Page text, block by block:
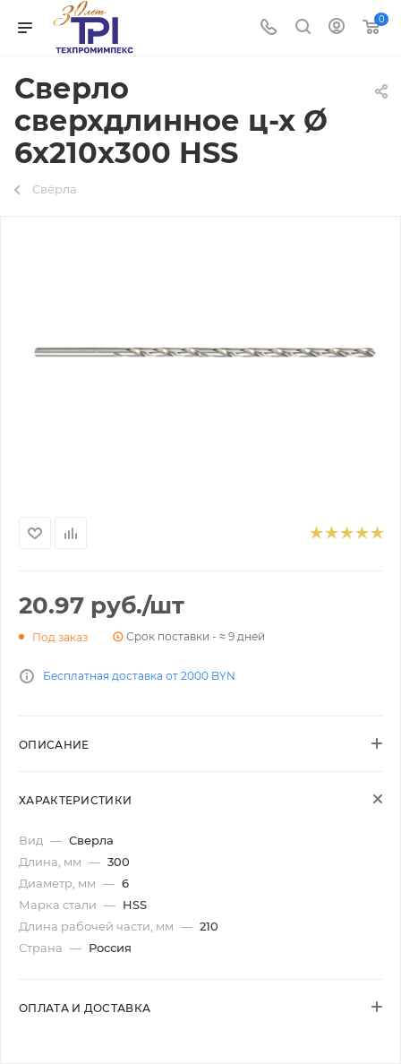
0
Сверло
сверхдлинное ц-х Ø
6х210х300 HSS
Свёрла
20.97 руб./шт
Под заказ Срок поставки - ≈ 9 дней
Бесплатная доставка от 2000 BYN
ОПИСАНИЕ
ХАРАКТЕРИСТИКИ
Вид — Сверла
Длина, мм — 300
Диаметр, мм — 6
Марка стали — HSS
Длина рабочей части, мм — 210
Страна — Россия
ОПЛАТА И ДОСТАВКА